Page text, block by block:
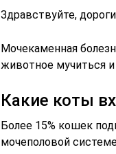
Здравствуйте,
Мочекаменная
животное мучиться и
Какие коты
Более 15% кошек
мочеполовой